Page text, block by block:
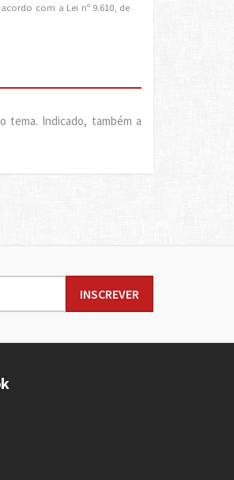
com a Lei nº 9.610, de
tema. Indicado, também a